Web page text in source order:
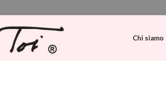
Chi siamo